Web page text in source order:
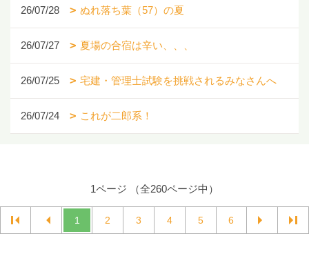
26/07/28 ぬれ落ち葉（57）の夏
26/07/27 夏場の合宿は辛い、、、
26/07/25 宅建・管理士試験を挑戦されるみなさんへ
26/07/24 これが二郎系！
1ページ （全260ページ中）
1 2 3 4 5 6